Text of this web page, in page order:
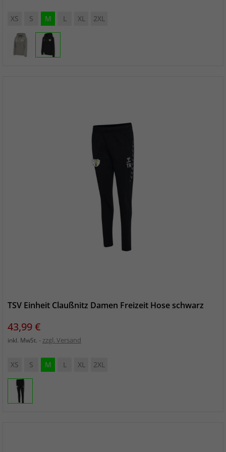
XS S M L XL 2XL
TSV Einheit Claußnitz Damen Freizeit Hose schwarz
Preis
43,99 €
inkl. MwSt. zzgl. Versand
XS S M L XL 2XL